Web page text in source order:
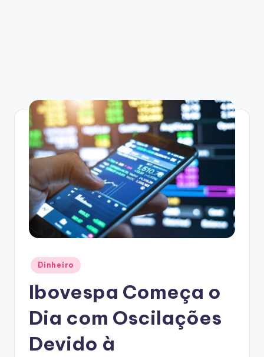
Posted
in
Dinheiro
Ibovespa Começa o
Dia com Oscilações
Devido à